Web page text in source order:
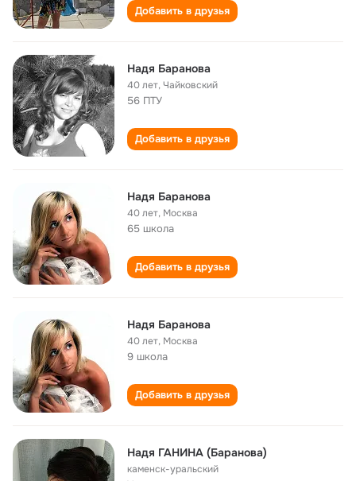
Добавить в друзья
Надя Баранова
40 лет,Чайковский
56 ПТУ
Добавить в друзья
Надя Баранова
40 лет, Москва
65 школа
Добавить в друзья
Надя Баранова
40 лет, Москва
9 школа
Добавить в друзья
Надя ГАНИНА (Баранова)
каменск-уральский